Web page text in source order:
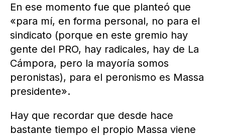
En ese momento fue que planteó que
«para mí, en forma personal, no para el
sindicato (porque en este gremio hay
gente del PRO, hay radicales, hay de La
Cámpora, pero la mayoría somos
peronistas), para el peronismo es Massa
presidente».
Hay que recordar que desde hace
bastante tiempo el propio Massa viene